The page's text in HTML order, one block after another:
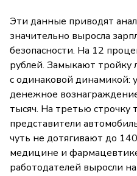
Эти данные приводят
значительно выросла
безопасности. На 12
рублей. Замыкают тройку
с одинаковой динамикой:
денежное
тысяч. На третью строчку
представители
чуть не дотягивают до
медицине и
работодателей выросли